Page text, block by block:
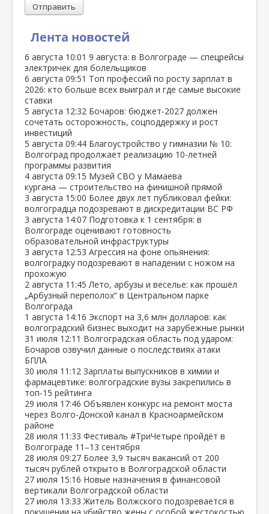
Лента новостей
6 августа 10:01 9 августа: в Волгограде — спецрейсы
электричек для болельщиков
6 августа 09:51 Топ профессий по росту зарплат в
2026: кто больше всех выиграл и где самые высокие
ставки
5 августа 12:32 Бочаров: бюджет‑2027 должен
сочетать осторожность, соцподдержку и рост
инвестиций
5 августа 09:44 Благоустройство у гимназии № 10:
Волгоград продолжает реализацию 10‑летней
программы развития
4 августа 09:15 Музей СВО у Мамаева
кургана — строительство на финишной прямой
3 августа 15:00 Более двух лет публиковал фейки:
волгоградца подозревают в дискредитации ВС РФ
3 августа 14:07 Подготовка к 1 сентября: в
Волгограде оценивают готовность
образовательной инфраструктуры
3 августа 12:53 Агрессия на фоне опьянения:
волгоградку подозревают в нападении с ножом на
прохожую
2 августа 11:45 Лето, арбузы и веселье: как прошёл
„Арбузный переполох“ в Центральном парке
Волгограда
1 августа 14:16 Экспорт на 3,6 млн долларов: как
волгоградский бизнес выходит на зарубежные рынки
31 июля 12:11 Волгоградская область под ударом:
Бочаров озвучил данные о последствиях атаки
БПЛА
30 июля 11:12 Зарплаты выпускников в химии и
фармацевтике: волгоградские вузы закрепились в
топ‑15 рейтинга
29 июля 17:46 Объявлен конкурс на ремонт моста
через Волго‑Донской канал в Красноармейском
районе
28 июля 11:33 Фестиваль #ТриЧетыре пройдёт в
Волгограде 11–13 сентября
28 июля 09:27 Более 3,9 тысяч вакансий от 200
тысяч рублей открыто в Волгоградской области
27 июля 15:16 Новые назначения в финансовой
вертикали Волгоградской области
27 июля 13:33 Житель Волжского подозревается в
Отправить